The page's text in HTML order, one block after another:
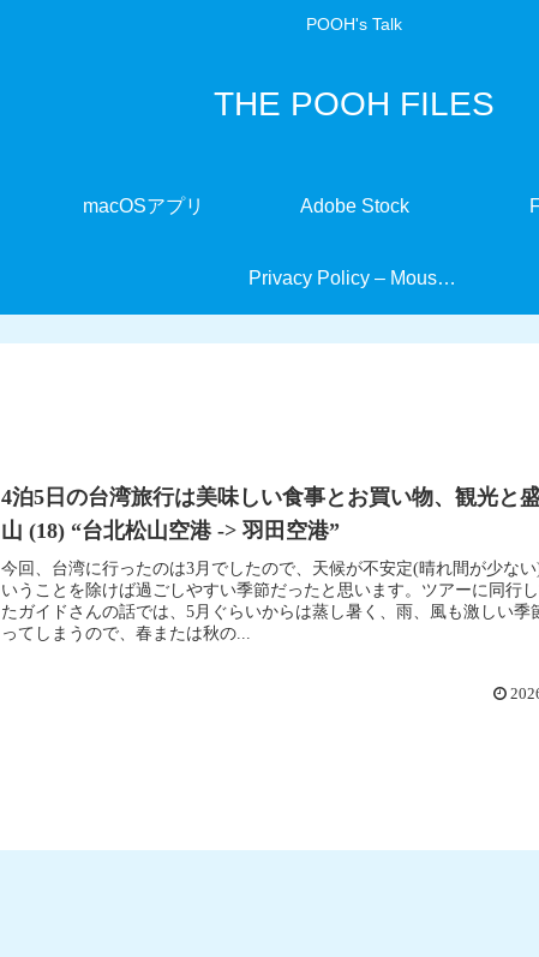
POOH's Talk
THE POOH FILES
macOSアプリ Adobe Stock
Privacy Policy – MouseMate
4泊5日の台湾旅行は美味しい食事とお買い物、観光と
山 (18) “台北松山空港 -> 羽田空港”
今回、台湾に行ったのは3月でしたので、天候が不安定(晴れ間が少ない
いうことを除けば過ごしやすい季節だったと思います。ツアーに同行
たガイドさんの話では、5月ぐらいからは蒸し暑く、雨、風も激しい季
ってしまうので、春または秋の...